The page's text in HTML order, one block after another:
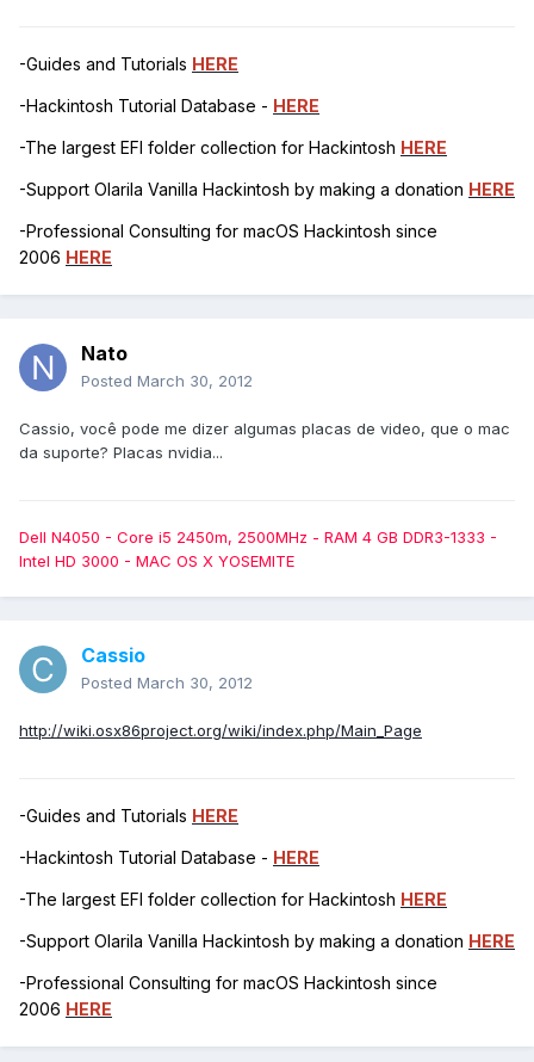
-Guides and Tutorials HERE
-Hackintosh Tutorial Database - HERE
-The largest EFI folder collection for Hackintosh HERE
-Support Olarila Vanilla Hackintosh by making a donation HERE
-Professional Consulting for macOS Hackintosh since
2006 HERE
Nato
Posted March 30, 2012
Cassio, você pode me dizer algumas placas de video, que o mac
da suporte? Placas nvidia...
Dell N4050 - Core i5 2450m, 2500MHz - RAM 4 GB DDR3-1333 -
Intel HD 3000 - MAC OS X YOSEMITE
Cassio
Posted March 30, 2012
http://wiki.osx86project.org/wiki/index.php/Main_Page
-Guides and Tutorials HERE
-Hackintosh Tutorial Database - HERE
-The largest EFI folder collection for Hackintosh HERE
-Support Olarila Vanilla Hackintosh by making a donation HERE
-Professional Consulting for macOS Hackintosh since
2006 HERE